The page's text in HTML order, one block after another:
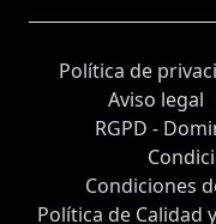
Política de
Aviso legal
RGPD -
Condiciones
Política de Calidad